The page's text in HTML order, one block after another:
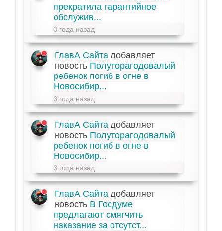
прекратила гарантийное
обслужив...
3 года назад
ГлавА Сайта добавляет
новость Полуторагодовалый
ребенок погиб в огне в
Новосибир...
3 года назад
ГлавА Сайта добавляет
новость Полуторагодовалый
ребенок погиб в огне в
Новосибир...
3 года назад
ГлавА Сайта добавляет
новость В Госдуме
предлагают смягчить
наказание за отсутст...